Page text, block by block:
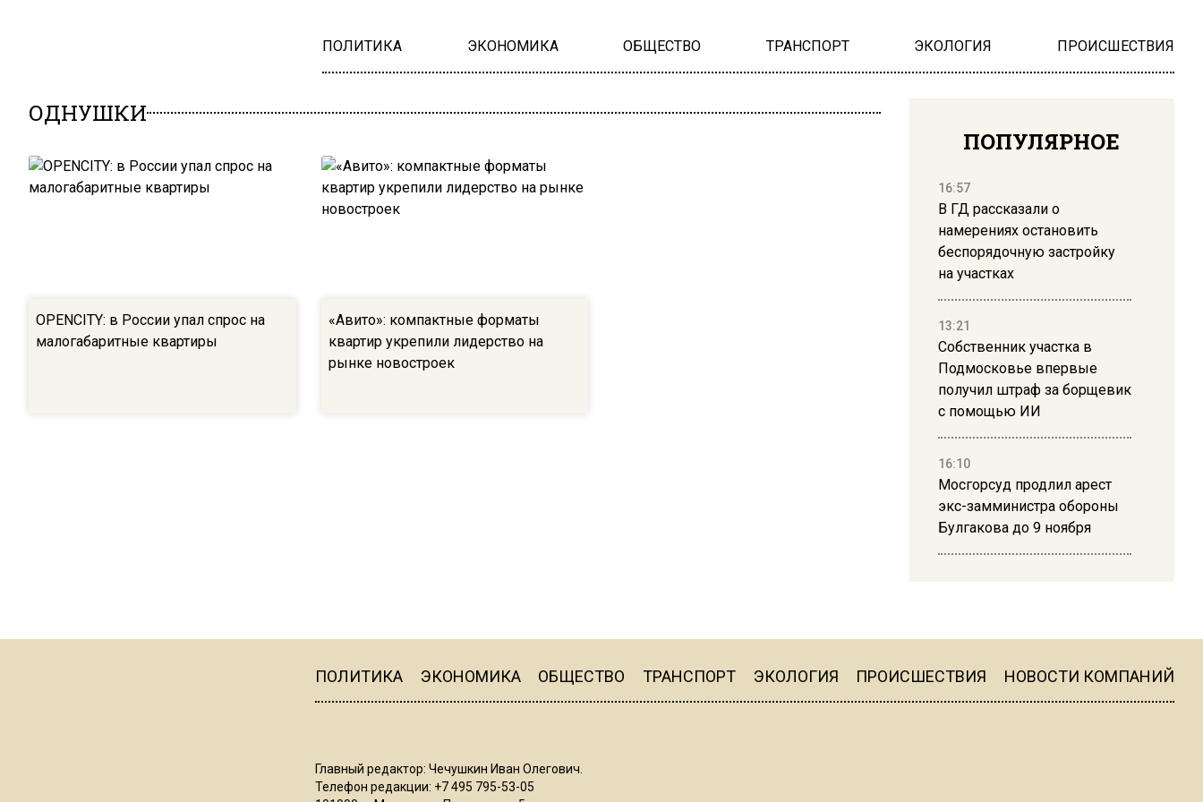
ПОЛИТИКА ЭКОНОМИКА ОБЩЕСТВО ТРАНСПОРТ ЭКОЛОГИЯ ПРОИСШЕСТВИЯ
ОДНУШКИ
OPENCITY: в России упал спрос на
малогабаритные квартиры
«Авито»: компактные форматы
квартир укрепили лидерство на
рынке новостроек
ПОПУЛЯРНОЕ
16:57
В ГД рассказали о
намерениях остановить
беспорядочную застройку
на участках
13:21
Собственник участка в
Подмосковье впервые
получил штраф за борщевик
с помощью ИИ
16:10
Мосгорсуд продлил арест
экс-замминистра обороны
Булгакова до 9 ноября
16:19
ПОЛИТИКА ЭКОНОМИКА ОБЩЕСТВО ТРАНСПОРТ ЭКОЛОГИЯ ПРОИСШЕСТВИЯ НОВОСТИ КОМПАНИЙ
Главный редактор: Чечушкин Иван Олегович.
Телефон редакции: +7 495 795-53-05